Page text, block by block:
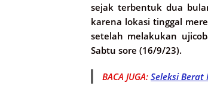
sejak terbentuk dua
karena lokasi tinggal
setelah melakukan
Sabtu sore (16/9/23).
BACA JUGA: Seleksi Berat